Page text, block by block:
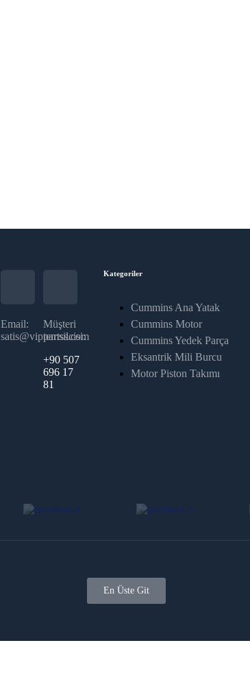
Email:
satis@vippartss.com
Müşteri
temsilcisi:
+90 507
696 17
81
Kategoriler
Cummins Ana Yatak
Cummins Motor
Cummins Yedek Parça
Eksantrik Mili Burcu
Motor Piston Takımı
En Üste Git